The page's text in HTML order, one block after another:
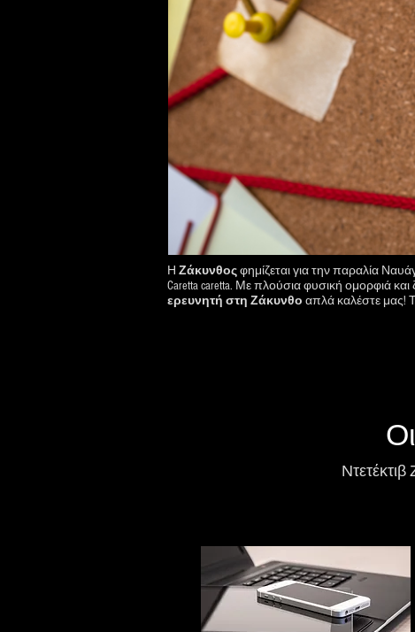
Η Ζάκυνθοςφημίζεται για την παραλία
Caretta caretta. Με πλούσια φυσική ομορφιά και
ερευνητή στη Ζάκυνθο απλά καλέστε μας!